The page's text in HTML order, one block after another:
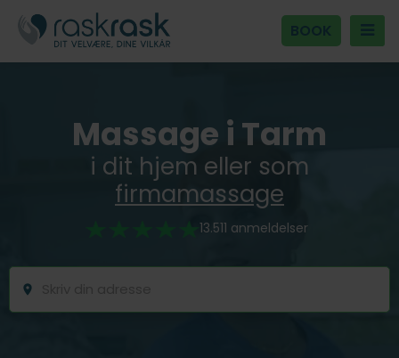
BOOK
Massage i Tarm
i dit hjem eller som
firmamassage
13.511 anmeldelser